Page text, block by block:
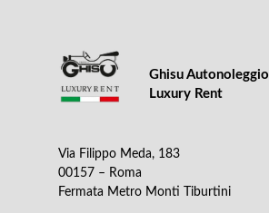
Via Filippo Meda, 183
00157 – Roma
Fermata Metro Monti Tiburtini
Ghisu Autonoleggio
Luxury Rent